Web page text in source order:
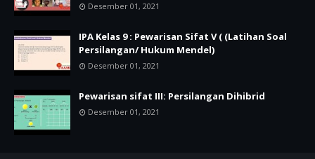
Desember 01, 2021
IPA Kelas 9 : Pewarisan Sifat V ( (Latihan Soal
Persilangan/ Hukum Mendel)
Desember 01, 2021
Pewarisan sifat III: Persilangan Dihibrid
Desember 01, 2021